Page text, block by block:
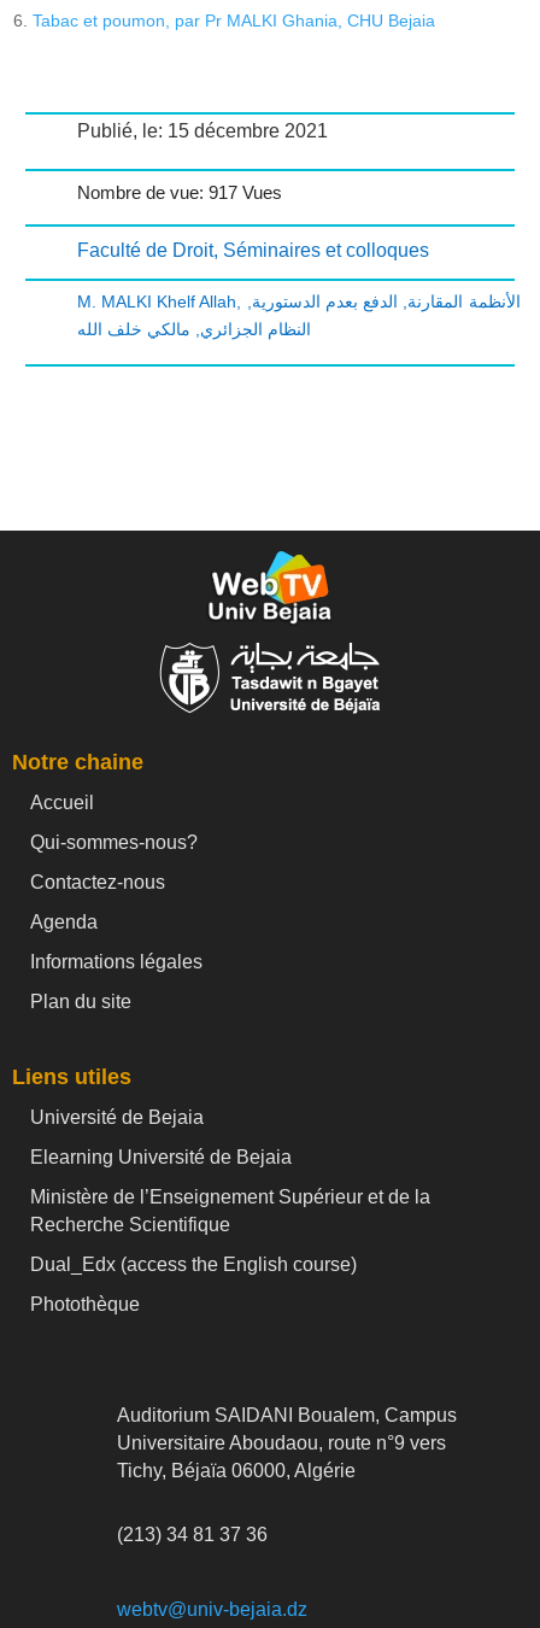
Tabac et poumon, par Pr MALKI Ghania, CHU Bejaia
Publié, le: 15 décembre 2021
Nombre de vue: 917 Vues
Faculté de Droit, Séminaires et colloques
M. MALKI Khelf Allah الأنظمة المقارنة الدفع بعدم الدستورية
النظام الجزائري
مالكي خلف الله
Notre chaine
Accueil
Qui-sommes-nous?
Contactez-nous
Agenda
Informations légales
Plan du site
Liens utiles
Université de Bejaia
Elearning Université de Bejaia
Ministère de l’Enseignement Supérieur et de la
Recherche Scientifique
Dual_Edx (access the English course)
Photothèque
Auditorium SAIDANI Boualem, Campus
Universitaire Aboudaou, route n°9 vers
Tichy, Béjaïa 06000, Algérie
(213) 34 81 37 36
webtv@univ-bejaia.dz